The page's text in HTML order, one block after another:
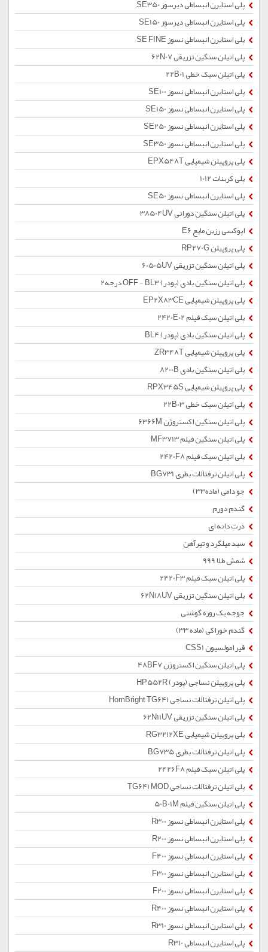
پلی استایرن انبساطی دیرسوز SE350
پلی استایرن انبساطی دیرسوز SE150
پلی استایرن انبساطی نسوز SE FINE
پلی اتیلن سنگین تزریقی 62N07
پلی اتیلن سبک خطی 22B01
پلی استایرن انبساطی نسوز SE100
پلی استایرن انبساطی نسوز SE150
پلی استایرن انبساطی نسوز SE250
پلی استایرن انبساطی نسوز SE350
پلی پروپیلن شیمیایی EPX548T
پلی کربنات 1012
پلی استایرن انبساطی نسوز SE50
پلی اتیلن سنگین دورانی 38504UV
اپوکسی رزین مایع E6
پلی پروپیلن RP270G
پلی اتیلن سنگین تزریقی 60505UV
پلی اتیلن سنگین بادی (پودر) OFF - BL3 درجه2
پلی پروپیلن شیمیایی EP2X83CE
پلی اتیلن سبک فیلم 2420E02
پلی اتیلن سنگین بادی (پودر) BL4
پلی پروپیلن شیمیایی ZR348T
پلی اتیلن سنگین بادی 8200B
پلی پروپیلن شیمیایی RPX345S
پلی اتیلن سبک خطی 22B03
پلی اتیلن سنگین اکستروژن 6366M
پلی اتیلن سنگین فیلم MF3713
پلی اتیلن سبک فیلم 2420F8
پلی اتیلن ترفتالات بطری BG731
جو دامی (ماده33)
گندم دورم
ذرت دانه ای
سبد میلگرد و تیرآهن
شمش طلا 999
پلی اتیلن سبک فیلم 2420F3
پلی اتیلن سنگین تزریقی 62N18UV
جوجه یک روزه گوشتی
گندم خوراکی (ماده 33)
قیر امولسیون CSS1
پلی اتیلن سنگین اکستروژن 48BF7
پلی پروپیلن نساجی (پودر) HP552R
پلی اتیلن ترفتالات نساجی HomBright TG641
پلی اتیلن سنگین تزریقی 62N11UV
پلی پروپیلن شیمیایی RG3212XE
پلی اتیلن ترفتالات بطری BG735
پلی اتیلن سبک فیلم 2426F8
پلی اتیلن ترفتالات نساجی TG641 MOD
پلی اتیلن سنگین فیلم 50B01M
پلی استایرن انبساطی نسوز R300
پلی استایرن انبساطی نسوز R200
پلی استایرن انبساطی نسوز F400
پلی استایرن انبساطی نسوز F300
پلی استایرن انبساطی نسوز F200
پلی استایرن انبساطی نسوز R400
پلی استایرن انبساطی نسوز R310
پلی استایرن انبساطی R310